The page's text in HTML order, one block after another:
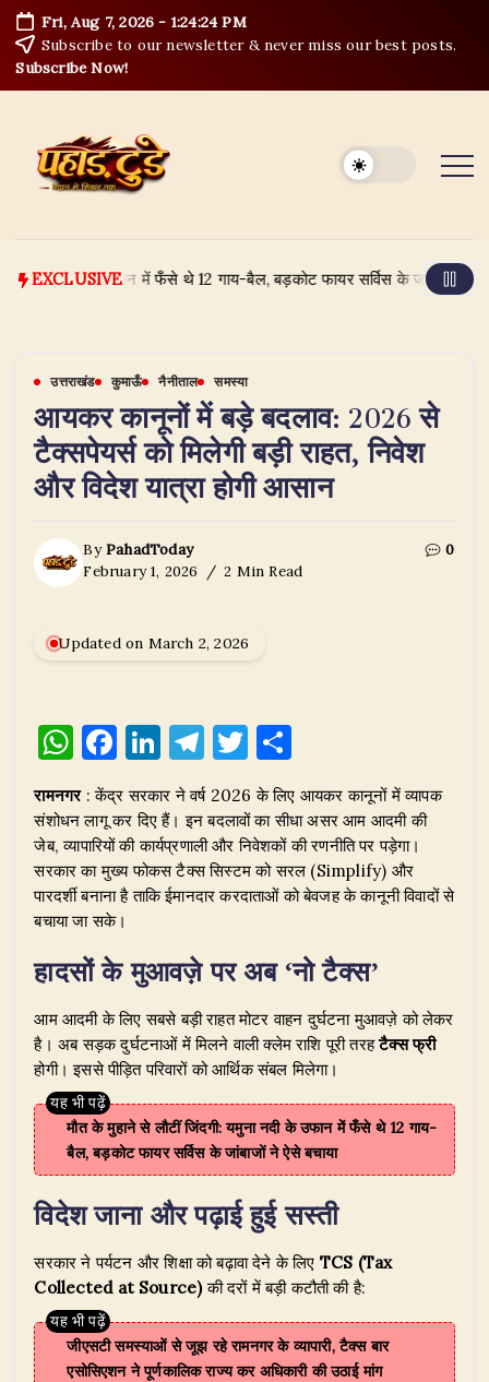
Skip
to
content
Fri, Aug 7, 2026 -1:24:25 PM
Subscribe to our newsletter & never miss our best posts.
Subscribe Now!
EXCLUSIVE
नदी के उफान में फँसे थे 12 गाय-बैल, बड़कोट फायर सर्विस के जांबाजों ने ऐसे बचाया
उत्तराखंड कुमाऊँ नैनीताल समस्या
आयकर कानूनों में बड़े बदलाव: 2026 से
टैक्सपेयर्स को मिलेगी बड़ी राहत, निवेश
और विदेश यात्रा होगी आसान
ByPahadToday
February 1, 2026
2 Min Read
0
Updated on March 2, 2026
W
at
s
A
p
p
F
c
e
b
o
o
k
Li
n
k
e
dI
n
T
el
e
g
ra
m
T
w
it
te
r
ar
e
रामनगर : केंद्र सरकार ने वर्ष 2026 के लिए आयकर कानूनों में व्यापक
संशोधन लागू कर दिए हैं। इन बदलावों का सीधा असर आम आदमी की
जेब, व्यापारियों की कार्यप्रणाली और निवेशकों की रणनीति पर पड़ेगा।
सरकार का मुख्य फोकस टैक्स सिस्टम को सरल (Simplify) और
पारदर्शी बनाना है ताकि ईमानदार करदाताओं को बेवजह के कानूनी विवादों से
बचाया जा सके।
हादसों के मुआवज़े पर अब ‘नो टैक्स’
आम आदमी के लिए सबसे बड़ी राहत मोटर वाहन दुर्घटना मुआवज़े को लेकर
है। अब सड़क दुर्घटनाओं में मिलने वाली क्लेम राशि पूरी तरहटैक्स फ्री
होगी। इससे पीड़ित परिवारों को आर्थिक संबल मिलेगा।
मौत के मुहाने से लौटीं जिंदगी: यमुना नदी के उफान में फँसे थे 12 गाय-
बैल, बड़कोट फायर सर्विस के जांबाजों ने ऐसे बचाया
विदेश जाना और पढ़ाई हुई सस्ती
सरकार ने पर्यटन और शिक्षा को बढ़ावा देने के लिए TCS (Tax
Collected at Source)की दरों में बड़ी कटौती की है:
जीएसटी समस्याओं से जूझ रहे रामनगर के व्यापारी, टैक्स बार
एसोसिएशन ने पूर्णकालिक राज्य कर अधिकारी की उठाई मांग